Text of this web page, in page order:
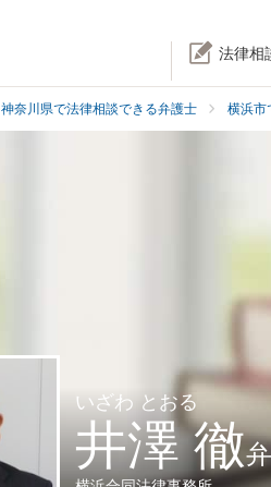
法律相
神奈川県で法律相談できる弁護士 横浜市
いざわ とおる
井澤 徹